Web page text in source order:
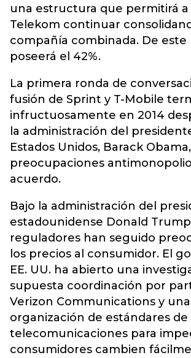
una estructura que permitirá
Telekom continuar
compañía combinada. De este
poseerá el 42%.
La primera ronda de
fusión de Sprint y T-Mobile
infructuosamente en 2014
la administración del
Estados Unidos, Barack
preocupaciones
acuerdo.
Bajo la administración del
estadounidense Donald
reguladores han seguido
los precios al consumidor. El
EE. UU. ha abierto una
supuesta coordinación por
Verizon Communications y una
organización de estándares de
telecomunicaciones para
consumidores cambien